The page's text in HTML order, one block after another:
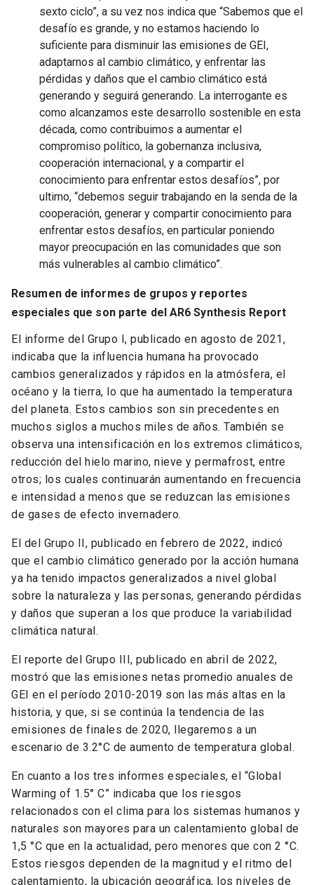
sexto ciclo”, a su vez nos indica que “Sabemos que el
desafío es grande, y no estamos haciendo lo
suficiente para disminuir las emisiones de GEI,
adaptarnos al cambio climático, y enfrentar las
pérdidas y daños que el cambio climático está
generando y seguirá generando. La interrogante es
como alcanzamos este desarrollo sostenible en esta
década, como contribuimos a aumentar el
compromiso político, la gobernanza inclusiva,
cooperación internacional, y a compartir el
conocimiento para enfrentar estos desafíos”, por
ultimo, “debemos seguir trabajando en la senda de la
cooperación, generar y compartir conocimiento para
enfrentar estos desafíos, en particular poniendo
mayor preocupación en las comunidades que son
más vulnerables al cambio climático”.
Resumen de informes de grupos y reportes
especiales que son parte del AR6 Synthesis Report
El informe del Grupo I, publicado en agosto de 2021,
indicaba que la influencia humana ha provocado
cambios generalizados y rápidos en la atmósfera, el
océano y la tierra, lo que ha aumentado la temperatura
del planeta. Estos cambios son sin precedentes en
muchos siglos a muchos miles de años. También se
observa una intensificación en los extremos climáticos,
reducción del hielo marino, nieve y permafrost, entre
otros; los cuales continuarán aumentando en frecuencia
e intensidad a menos que se reduzcan las emisiones
de gases de efecto invernadero.
El del Grupo II, publicado en febrero de 2022, indicó
que el cambio climático generado por la acción humana
ya ha tenido impactos generalizados a nivel global
sobre la naturaleza y las personas, generando pérdidas
y daños que superan a los que produce la variabilidad
climática natural.
El reporte del Grupo III, publicado en abril de 2022,
mostró que las emisiones netas promedio anuales de
GEI en el período 2010-2019 son las más altas en la
historia, y que, si se continúa la tendencia de las
emisiones de finales de 2020, llegaremos a un
escenario de 3.2°C de aumento de temperatura global.
En cuanto a los tres informes especiales, el “Global
Warming of 1.5° C” indicaba que los riesgos
relacionados con el clima para los sistemas humanos y
naturales son mayores para un calentamiento global de
1,5 °C que en la actualidad, pero menores que con 2 °C.
Estos riesgos dependen de la magnitud y el ritmo del
calentamiento, la ubicación geográfica, los niveles de